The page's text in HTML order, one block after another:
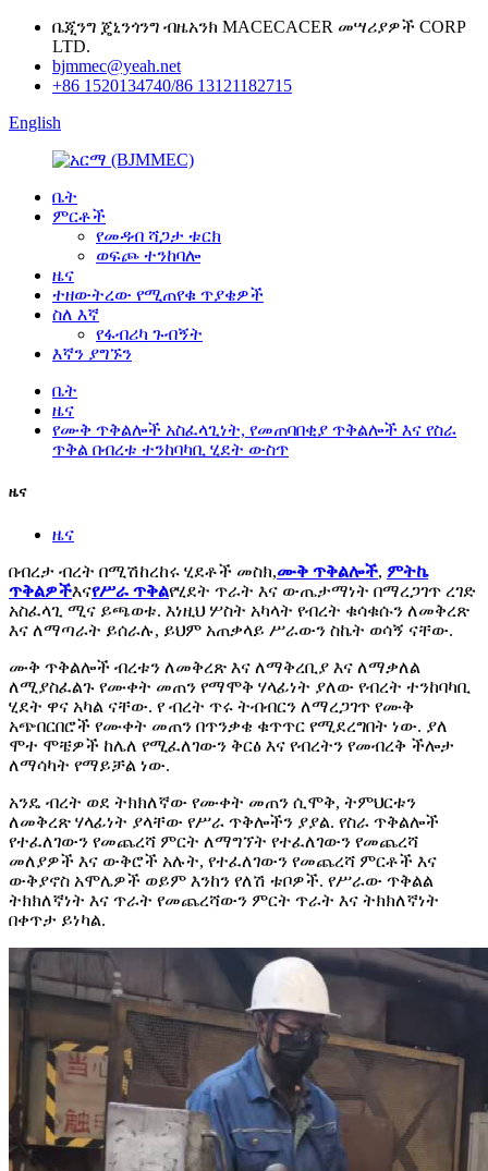
ቤጂንግ ጄኒንጎንግ ብዜአንክ MACECACER መሣሪያዎች CORP
LTD.
bjmmec@yeah.net
+86 1520134740/86 13121182715
English
ቤት
ምርቶች
የመዳብ ሻጋታ ቱርክ
ወፍጮ ተንከባሎ
ዜና
ተዘውትረው የሚጠየቁ ጥያቄዎች
ስለ እኛ
የፋብሪካ ጉብኝት
እኛን ያግኙን
ቤት
ዜና
የሙቅ ጥቅልሎች አስፈላጊነት, የመጠባበቂያ ጥቅልሎች እና የስራ
ጥቅል በብረቱ ተንከባካቢ ሂደት ውስጥ
ዜና
ዜና
በብረታ ብረት በሚሽከረከሩ ሂደቶች መስክ,ሙቅ ጥቅልሎች, ምትኬ
ጥቅልዎችእናየሥራ ጥቅልየሂደት ጥራት እና ውጤታማነት በማረጋገጥ ረገድ
አስፈላጊ ሚና ይጫወቱ. እነዚህ ሦስት አካላት የብረት ቁሳቁሱን ለመቅረጽ
እና ለማጣራት ይሰራሉ, ይህም አጠቃላይ ሥራውን ስኬት ወሳኝ ናቸው.
ሙቅ ጥቅልሎች ብረቱን ለመቅረጽ እና ለማቅረቢያ እና ለማቃለል
ለሚያስፈልጉ የሙቀት መጠን የማሞቅ ሃላፊነት ያለው የብረት ተንከባካቢ
ሂደት ዋና አካል ናቸው. የ ብረት ጥሩ ትብብርን ለማረጋገጥ የሙቅ
አጭበርበሮች የሙቀት መጠን በጥንቃቄ ቁጥጥር የሚደረግበት ነው. ያለ
ሞተ ሞቼዎች ከሌለ የሚፈለገውን ቅርፅ እና የብረትን የመብረቅ ችሎታ
ለማሳካት የማይቻል ነው.
አንዴ ብረት ወደ ትክክለኛው የሙቀት መጠን ሲሞቅ, ትምህርቱን
ለመቅረጽ ሃላፊነት ያላቸው የሥራ ጥቅሎችን ያያል. የስራ ጥቅልሎች
የተፈለገውን የመጨረሻ ምርት ለማግኘት የተፈለገውን የመጨረሻ
መለያዎች እና ውቅሮች አሉት, የተፈለገውን የመጨረሻ ምርቶች እና
ውቅያኖስ አሞሌዎች ወይም እንከን የለሽ ቱቦዎች. የሥራው ጥቅልል ​​
ትክክለኛነት እና ጥራት የመጨረሻውን ምርት ጥራት እና ትክክለኛነት
በቀጥታ ይነካል.